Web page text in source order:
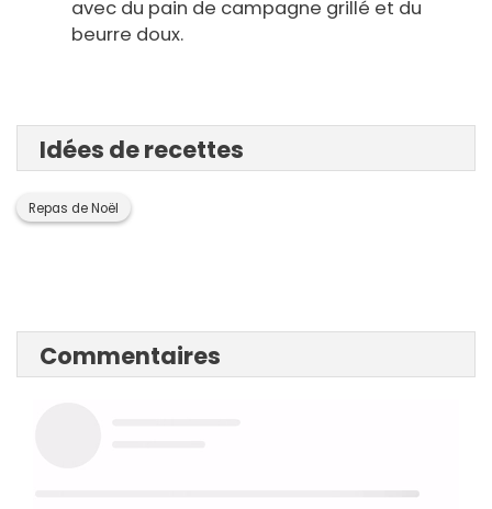
avec du pain de campagne grillé et du
beurre doux.
Idées de recettes
Repas de Noël
Commentaires